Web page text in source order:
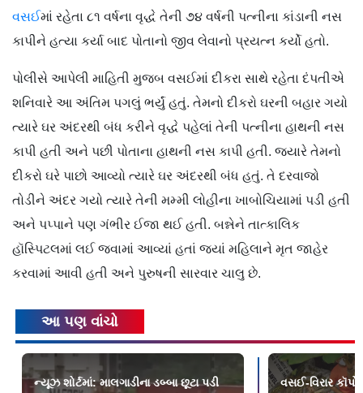
વસઈમાં રહેતા ૮૧ વર્ષના વૃદ્ધે તેની ૭૪ વર્ષની પત્નીના કાંડાની નસ
કાપીને હત્યા કર્યા બાદ પોતાનો જીવ લેવાનો પ્રયત્ન કર્યો હતો.
પોલીસે આપેલી માહિતી મુજબ વસઈમાં દીકરા સાથે રહેતા દંપતીએ
શનિવારે આ અંતિમ પગલું ભર્યું હતું. તેમનો દીકરો ઘરની બહાર ગયો
ત્યારે ઘર અંદરથી બંધ કરીને વૃદ્ધે પહેલાં તેની પત્નીના હાથની નસ
કાપી હતી અને પછી પોતાના હાથની નસ કાપી હતી. જ્યારે તેમનો
દીકરો ઘરે પાછો આવ્યો ત્યારે ઘર અંદરથી બંધ હતું. તે દરવાજો
તોડીને અંદર ગયો ત્યારે તેની મમ્મી લોહીના ખાબોચિયામાં પડી હતી
અને પપ્પાને પણ ગંભીર ઈજા થઈ હતી. બન્નેને તાત્કાલિક
હૉસ્પિટલમાં લઈ જવામાં આવ્યાં હતાં જ્યાં મહિલાને મૃત જાહેર
કરવામાં આવી હતી અને પુરુષની સારવાર ચાલુ છે.
આ પણ વાંચો
ન્યૂઝ શોર્ટમાં: માલગાડીના ડબ્બા છૂટા પડી
વસઈ-વિરાર